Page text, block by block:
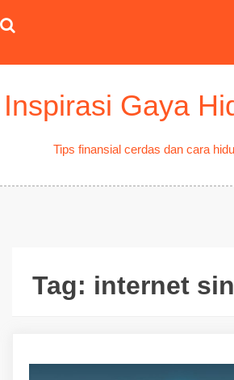
to
Inspirasi Gaya
Tips finansial cerdas dan cara
Tag: internet